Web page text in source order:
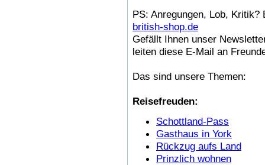
PS: Anregungen, Lob,
british-shop.de
Gefällt Ihnen unser
leiten diese E-Mail an
Das sind unsere Themen:
Reisefreuden:
Schottland-Pass
Gasthaus in York
Rückzug aufs Land
Prinzlich wohnen